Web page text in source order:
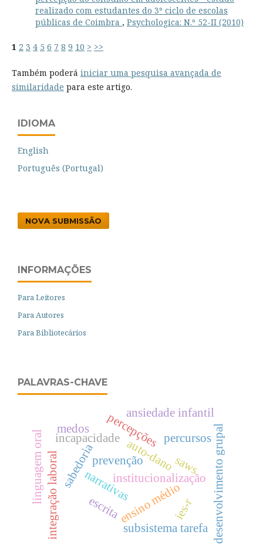
realizado com estudantes do 3º ciclo de escolas
públicas de Coimbra , Psychologica: N.º 52-II (2010)
1 2 3 4 5 6 7 8 9 10 > >>
Também poderá iniciar uma pesquisa avançada de
similaridade para este artigo.
IDIOMA
English
Português (Portugal)
NOVA SUBMISSÃO
INFORMAÇÕES
Para Leitores
Para Autores
Para Bibliotecários
PALAVRAS-CHAVE
ensino médio
auto-dano
institucionalização
percursos
percepções
narrativas desenvolvimento grupal
subsistema tarefa
sabedoria saws
integração laboral
incapacidade
ansiedade infantil
escrita
medos
linguagem oral
ies-r
prevenção